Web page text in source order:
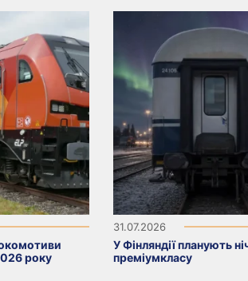
року
31.07.2026
У Фінляндії планують
преміумкласу